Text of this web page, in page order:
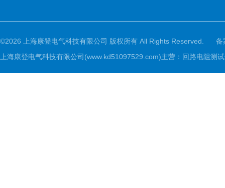
©2026 上海康登电气科技有限公司 版权所有 All Rights Reserved.
备
上海康登电气科技有限公司(www.kd51097529.com)主营：回路电阻